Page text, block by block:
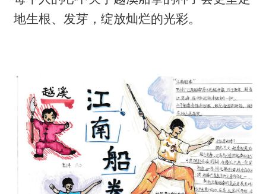
地生根、发芽，绽放灿烂的光彩。